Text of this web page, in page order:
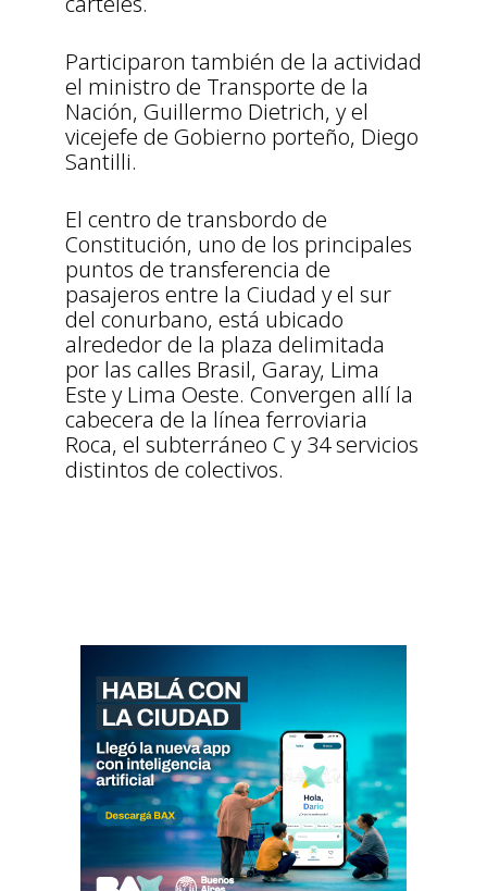
Participaron también de la actividad
el ministro de Transporte de la
Nación, Guillermo Dietrich, y el
vicejefe de Gobierno porteño, Diego
Santilli.
El centro de transbordo de
Constitución, uno de los principales
puntos de transferencia de
pasajeros entre la Ciudad y el sur
del conurbano, está ubicado
alrededor de la plaza delimitada
por las calles Brasil, Garay, Lima
Este y Lima Oeste. Convergen allí la
cabecera de la línea ferroviaria
Roca, el subterráneo C y 34 servicios
distintos de colectivos.